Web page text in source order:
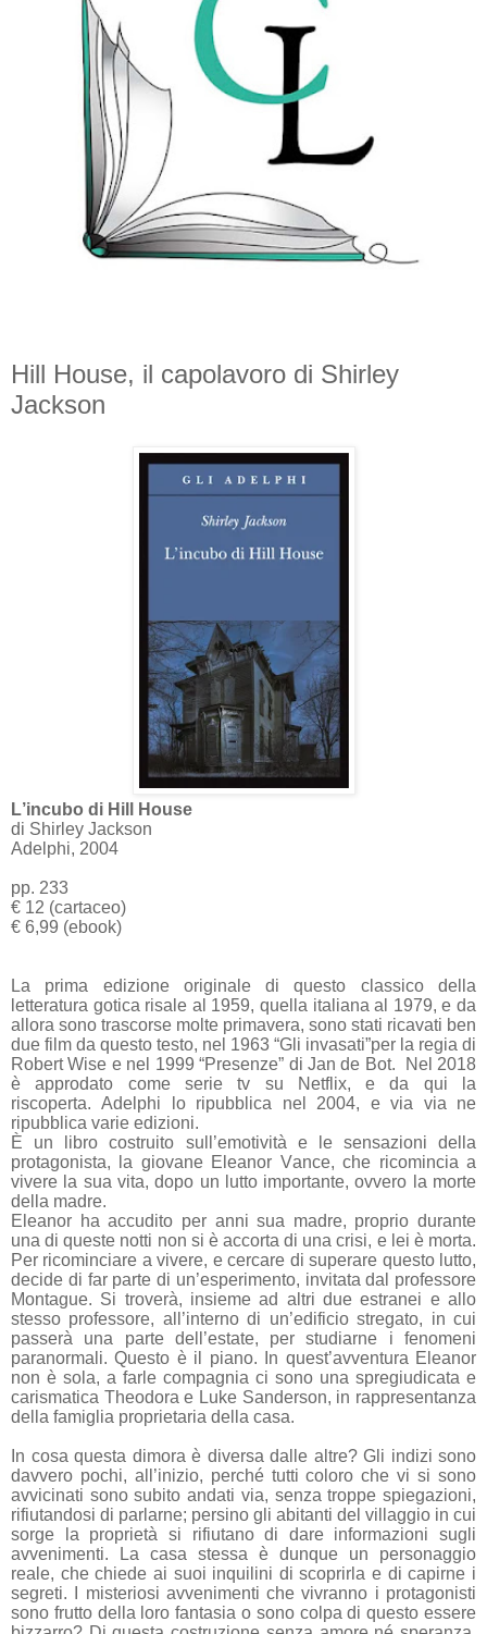
Hill House, il capolavoro di Shirley
Jackson
L’incubo di Hill House
di Shirley Jackson
Adelphi, 2004
pp. 233
€ 12 (cartaceo)
€ 6,99 (ebook)
La prima edizione originale di questo classico della
letteratura gotica risale al 1959, quella italiana al 1979, e da
allora sono trascorse molte primavera, sono stati ricavati ben
due film da questo testo, nel 1963 “Gli invasati”per la regia di
Robert Wise e nel 1999 “Presenze” di Jan de Bot.
Nel 2018
è approdato come serie tv su Netflix, e da qui la
riscoperta. Adelphi lo ripubblica nel 2004, e via via ne
ripubblica varie edizioni.
È un libro costruito sull’emotività e le sensazioni della
protagonista, la giovane Eleanor Vance, che ricomincia a
vivere la sua vita, dopo un lutto importante, ovvero la morte
della madre.
Eleanor ha accudito per anni sua madre, proprio durante
una di queste notti non si è accorta di una crisi, e lei è morta.
Per ricominciare a vivere, e cercare di superare questo lutto,
decide di far parte di un’esperimento, invitata dal professore
Montague. Si troverà, insieme ad altri due estranei e allo
stesso professore, all’interno di un’edificio stregato, in cui
passerà una parte dell’estate, per studiarne i fenomeni
paranormali. Questo è il piano. In quest’avventura Eleanor
non è sola, a farle compagnia ci sono una spregiudicata e
carismatica Theodora e Luke Sanderson, in rappresentanza
della famiglia proprietaria della casa.
In cosa questa dimora è diversa dalle altre? Gli indizi sono
davvero pochi, all’inizio, perché tutti coloro che vi si sono
avvicinati sono subito andati via, senza troppe spiegazioni,
rifiutandosi di parlarne; persino gli abitanti del villaggio in cui
sorge la proprietà si rifiutano di dare informazioni sugli
avvenimenti. La casa stessa è dunque un personaggio
reale, che chiede ai suoi inquilini di scoprirla e di capirne i
segreti. I misteriosi avvenimenti che vivranno i protagonisti
sono frutto della loro fantasia o sono colpa di questo essere